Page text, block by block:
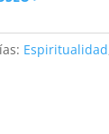
Espiritualidad